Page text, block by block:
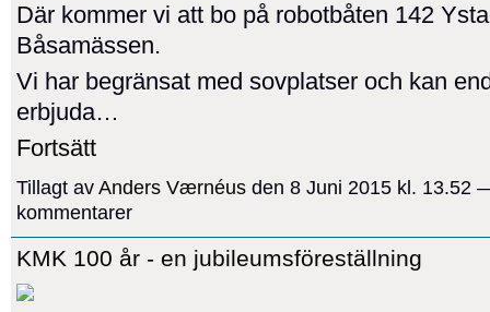
Där kommer vi att bo på robotbåten 142
Båsamässen.
Vi har begränsat med sovplatser och kan
erbjuda…
Fortsätt
Tillagt av Anders Værnéus den 8 Juni 2015 kl. 13.52
kommentarer
KMK 100 år - en jubileumsföreställning